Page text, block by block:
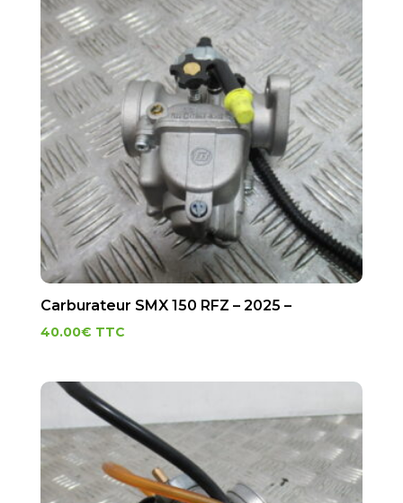
Carburateur SMX 150 RFZ – 2025 –
40.00€ TTC